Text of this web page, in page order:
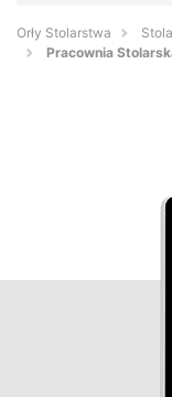
Orły Stolarstwa
Pracownia